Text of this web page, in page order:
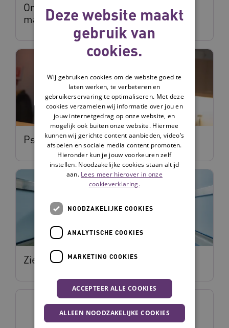
Ondersteuning voor jonge
mantelzorgers
Psychofarmaca bewust gebruiken
Ziekenhuizen
Deze website maakt
gebruik van
cookies.
Wij gebruiken cookies om de website goed te
laten werken, te verbeteren en
gebruikerservaring te optimaliseren. Met deze
cookies verzamelen wij informatie over jou en
jouw internetgedrag op onze website, en
mogelijk ook buiten onze website. Hiermee
kunnen wij gerichte content aanbieden, video’s
afspelen en sociale media content promoten.
Hieronder kun je jouw voorkeuren zelf
instellen. Noodzakelijke cookies staan altijd
aan. Lees meer hierover in onze
cookieverklaring.
NOODZAKELIJKE COOKIES
ANALYTISCHE COOKIES
MARKETING COOKIES
ACCEPTEER ALLE COOKIES
ALLEEN NOODZAKELIJKE COOKIES